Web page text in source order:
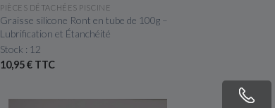
APERÇU RAPIDE
PIÈCES DÉTACHÉES PISCINE
Graisse silicone Ront en tube de 100g –
Lubrification et Étanchéité
Stock : 12
10,95 € TTC